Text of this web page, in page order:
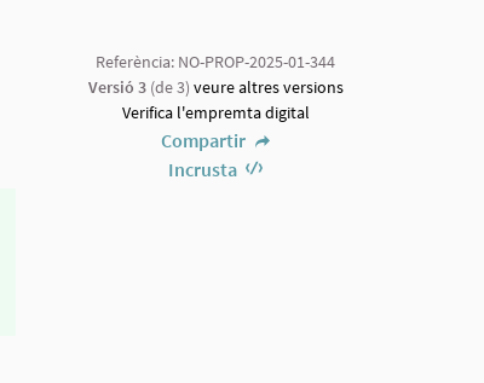
Referència: NO-PROP-2025-01-344
Versió 3(de 3) veure altres versions
Verifica l'empremta digital
Compartir
Incrusta